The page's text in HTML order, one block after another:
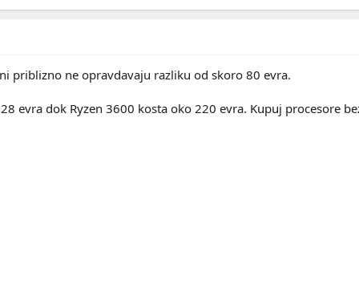
priblizno ne opravdavaju razliku od skoro 80 evra.
evra dok Ryzen 3600 kosta oko 220 evra. Kupuj procesore